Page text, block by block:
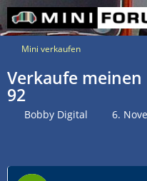
Mini verkaufen
Verkaufe meinen
92
Bobby Digital 6.